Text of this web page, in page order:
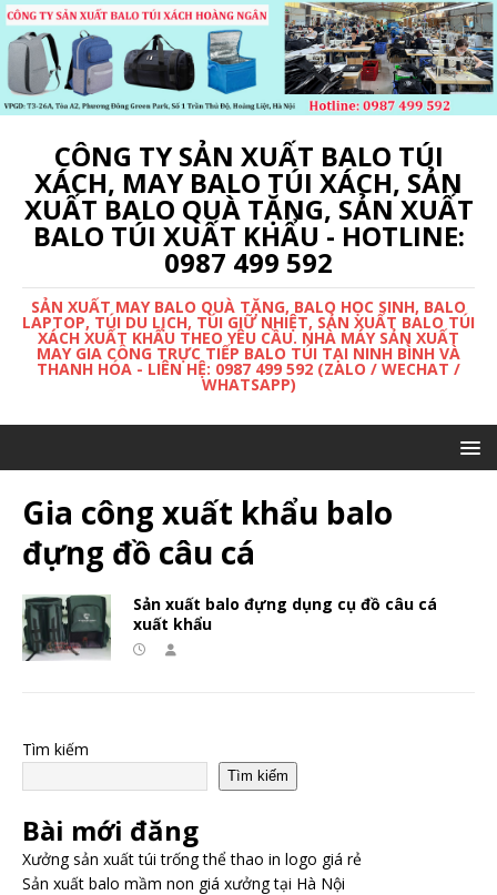
CÔNG TY SẢN XUẤT BALO TÚI
XÁCH, MAY BALO TÚI XÁCH, SẢN
XUẤT BALO QUÀ TẶNG, SẢN XUẤT
BALO TÚI XUẤT KHẨU - HOTLINE:
0987 499 592
SẢN XUẤT MAY BALO QUÀ TẶNG, BALO HỌC SINH, BALO
LAPTOP, TÚI DU LỊCH, TÚI GIỮ NHIỆT, SẢN XUẤT BALO TÚI
XÁCH XUẤT KHẨU THEO YÊU CẦU. NHÀ MÁY SẢN XUẤT
MAY GIA CÔNG TRỰC TIẾP BALO TÚI TẠI NINH BÌNH VÀ
THANH HÓA - LIÊN HỆ: 0987 499 592 (ZALO / WECHAT /
WHATSAPP)
Gia công xuất khẩu balo
đựng đồ câu cá
Sản xuất balo đựng dụng cụ đồ câu cá
xuất khẩu
Tìm kiếm
Tìm kiếm
Bài mới đăng
Xưởng sản xuất túi trống thể thao in logo giá rẻ
Sản xuất balo mầm non giá xưởng tại Hà Nội